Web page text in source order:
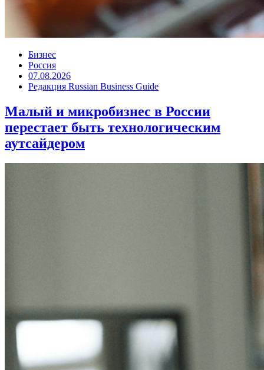
Бизнес
Россия
07.08.2026
Редакция Russian Business Guide
Малый и микробизнес в России
перестает быть технологическим
аутсайдером